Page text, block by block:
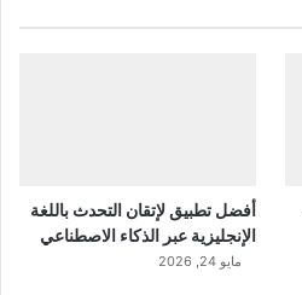
أفضل تطبيق لإتقان التحدث باللغة
الإنجليزية عبر الذكاء الاصطناعي
مايو 24, 2026